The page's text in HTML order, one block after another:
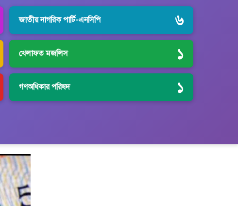
জাতীয় নাগরিক পার্টি-এনসিপি ৬
খেলাফত মজলিস ১
গণঅধিকার পরিষদ ১